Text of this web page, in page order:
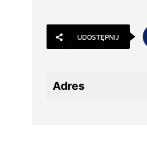
UDOSTĘPNIJ
Adres